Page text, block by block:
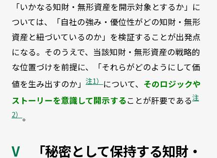
「いかなる知財・無形資産を開示対象とするか」に
ついては、「自社の強み・優位性がどの知財・無形
資産と紐づいているのか」を検証することが出発点
になる。そのうえで、当該知財・無形資産の戦略的
な位置づけを前提に、「それらがどのようにして価
値を生み出すのか」注1） について、 そのロジックや
ストーリーを意識して開示することが肝要である注
2） 。
「秘密として保持する知財・